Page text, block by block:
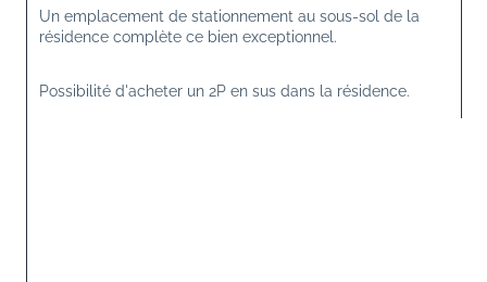
Un emplacement de stationnement au sous-sol de la
résidence complète ce bien exceptionnel.
Possibilité d'acheter un 2P en sus dans la résidence.